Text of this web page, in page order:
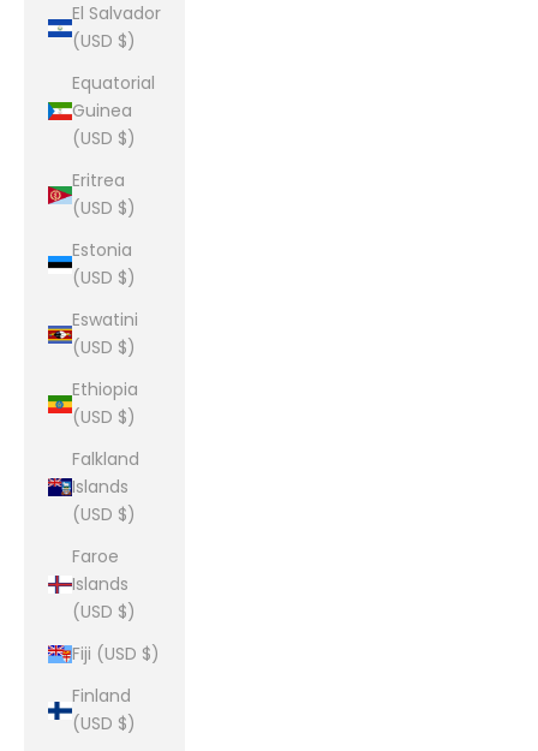
El Salvador
(USD $)
Equatorial
Guinea
(USD $)
Eritrea
(USD $)
Estonia
(USD $)
Eswatini
(USD $)
Ethiopia
(USD $)
Falkland
Islands
(USD $)
Faroe
Islands
(USD $)
Fiji (USD $)
Finland
(USD $)